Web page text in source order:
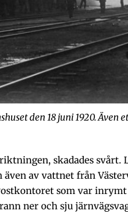
den 18 juni 1920.
skadades svårt.
av vattnet från
som var
ner och sju